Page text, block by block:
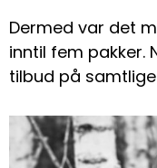
Dermed var det
inntil fem pakker.
tilbud på